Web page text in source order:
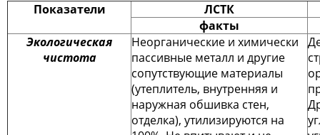
Показатели
ЛСТК
факты
Экологическая
чистота
Неорганические и химически
пассивные металл и другие
сопутствующие материалы
(утеплитель, внутренняя и
наружная обшивка стен,
отделка), утилизируются на